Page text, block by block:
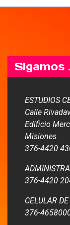
Sigamos
ESTUDIOS
Calle
Edificio
Misiones
376-4420
376-4420
CELULAR
376-